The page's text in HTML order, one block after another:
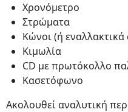
Χρονόμετρο
Στρώματα
Κώνοι (ή
Κιμωλία
CD με πρωτόκολλο
Κασετόφωνο
Ακολουθεί αναλυτική